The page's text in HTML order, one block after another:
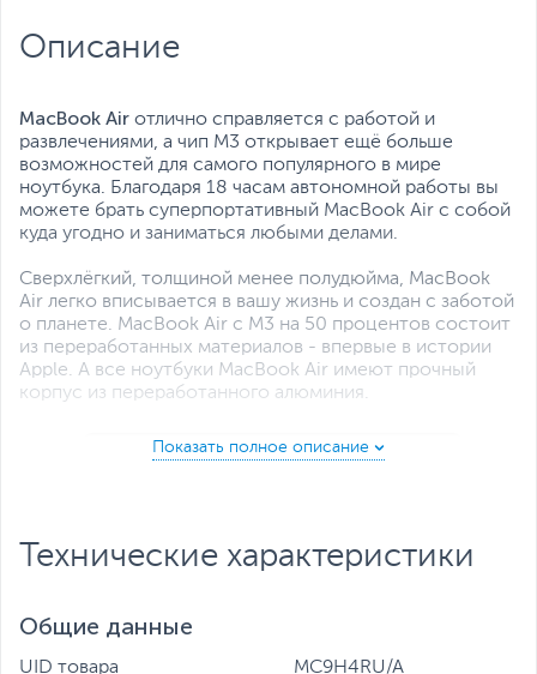
Все характеристики
Описание
MacBook Air отлично справляется с работой и
развлечениями, а чип M3 открывает ещё больше
возможностей для самого популярного в мире
ноутбука. Благодаря 18 часам автономной работы вы
можете брать суперпортативный MacBook Air с собой
куда угодно и заниматься любыми делами.
Сверхлёгкий, толщиной менее полудюйма, MacBook
Air легко вписывается в вашу жизнь и создан с заботой
о планете. MacBook Air с M3 на 50 процентов состоит
из переработанных материалов - впервые в истории
Apple. А все ноутбуки MacBook Air имеют прочный
корпус из переработанного алюминия.
Технические характеристики
Общие данные
UID товара MC9H4RU/A